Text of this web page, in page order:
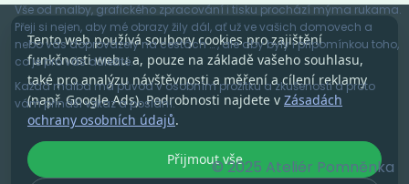
Vše od malby, grafického zpracování i tisku prochází mýma rukama.
Přeji si nejen, aby mé obrazy žily dál, ať už ve vašich domovech a
nebo vás doprovázely na cestách … , ale aby byly i připomínkou toho,
co je pro vás důležité.
Každá malba má původ v osobním prožitku a zkušenosti a proto
vám přináší vzkaz a poslání.
© 2025 Ateliér Pomněnka
Tento web používá soubory cookies pro zajištění
funkčnosti webu a, pouze na základě vašeho souhlasu,
také pro analýzu návštěvnosti a měření a cílení reklamy
(např. Google Ads). Podrobnosti najdete v Zásadách
ochrany osobních údajů.
Přijmout vše